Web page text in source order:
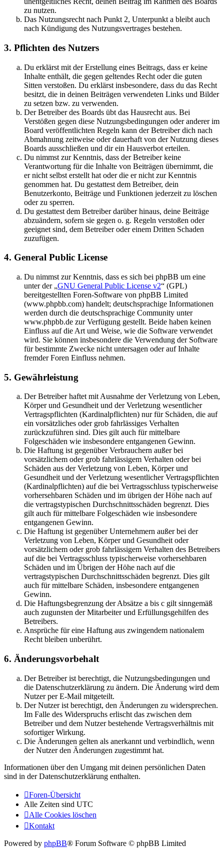
zu nutzen.
Das Nutzungsrecht nach Punkt 2, Unterpunkt a bleibt auch
nach Kündigung des Nutzungsvertrages bestehen.
3. Pflichten des Nutzers
Du erklärst mit der Erstellung eines Beitrags, dass er keine
Inhalte enthält, die gegen geltendes Recht oder die guten
Sitten verstoßen. Du erklärst insbesondere, dass du das Recht
besitzt, die in deinen Beiträgen verwendeten Links und Bilder
zu setzen bzw. zu verwenden.
Der Betreiber des Boards übt das Hausrecht aus. Bei
Verstößen gegen diese Nutzungsbedingungen oder anderer im
Board veröffentlichten Regeln kann der Betreiber dich nach
Abmahnung zeitweise oder dauerhaft von der Nutzung dieses
Boards ausschließen und dir ein Hausverbot erteilen.
Du nimmst zur Kenntnis, dass der Betreiber keine
Verantwortung für die Inhalte von Beiträgen übernimmt, die
er nicht selbst erstellt hat oder die er nicht zur Kenntnis
genommen hat. Du gestattest dem Betreiber, dein
Benutzerkonto, Beiträge und Funktionen jederzeit zu löschen
oder zu sperren.
Du gestattest dem Betreiber darüber hinaus, deine Beiträge
abzuändern, sofern sie gegen o. g. Regeln verstoßen oder
geeignet sind, dem Betreiber oder einem Dritten Schaden
zuzufügen.
4. General Public License
Du nimmst zur Kenntnis, dass es sich bei phpBB um eine
unter der „GNU General Public License v2“ (GPL)
bereitgestellten Foren-Software von phpBB Limited
(www.phpbb.com) handelt; deutschsprachige Informationen
werden durch die deutschsprachige Community unter
www.phpbb.de zur Verfügung gestellt. Beide haben keinen
Einfluss auf die Art und Weise, wie die Software verwendet
wird. Sie können insbesondere die Verwendung der Software
für bestimmte Zwecke nicht untersagen oder auf Inhalte
fremder Foren Einfluss nehmen.
5. Gewährleistung
Der Betreiber haftet mit Ausnahme der Verletzung von Leben,
Körper und Gesundheit und der Verletzung wesentlicher
Vertragspflichten (Kardinalpflichten) nur für Schäden, die auf
ein vorsätzliches oder grob fahrlässiges Verhalten
zurückzuführen sind. Dies gilt auch für mittelbare
Folgeschäden wie insbesondere entgangenen Gewinn.
Die Haftung ist gegenüber Verbrauchern außer bei
vorsätzlichem oder grob fahrlässigem Verhalten oder bei
Schäden aus der Verletzung von Leben, Körper und
Gesundheit und der Verletzung wesentlicher Vertragspflichten
(Kardinalpflichten) auf die bei Vertragsschluss typischerweise
vorhersehbaren Schäden und im übrigen der Höhe nach auf
die vertragstypischen Durchschnittsschäden begrenzt. Dies
gilt auch für mittelbare Folgeschäden wie insbesondere
entgangenen Gewinn.
Die Haftung ist gegenüber Unternehmern außer bei der
Verletzung von Leben, Körper und Gesundheit oder
vorsätzlichem oder grob fahrlässigem Verhalten des Betreibers
auf die bei Vertragsschluss typischerweise vorhersehbaren
Schäden und im Übrigen der Höhe nach auf die
vertragstypischen Durchschnittsschäden begrenzt. Dies gilt
auch für mittelbare Schäden, insbesondere entgangenen
Gewinn.
Die Haftungsbegrenzung der Absätze a bis c gilt sinngemäß
auch zugunsten der Mitarbeiter und Erfüllungsgehilfen des
Betreibers.
Ansprüche für eine Haftung aus zwingendem nationalem
Recht bleiben unberührt.
6. Änderungsvorbehalt
Der Betreiber ist berechtigt, die Nutzungsbedingungen und
die Datenschutzerklärung zu ändern. Die Änderung wird dem
Nutzer per E-Mail mitgeteilt.
Der Nutzer ist berechtigt, den Änderungen zu widersprechen.
Im Falle des Widerspruchs erlischt das zwischen dem
Betreiber und dem Nutzer bestehende Vertragsverhältnis mit
sofortiger Wirkung.
Die Änderungen gelten als anerkannt und verbindlich, wenn
der Nutzer den Änderungen zugestimmt hat.
Informationen über den Umgang mit deinen persönlichen Daten
sind in der Datenschutzerklärung enthalten.
Foren-Übersicht
Alle Zeiten sind UTC
Alle Cookies löschen
Kontakt
Powered by phpBB® Forum Software © phpBB Limited